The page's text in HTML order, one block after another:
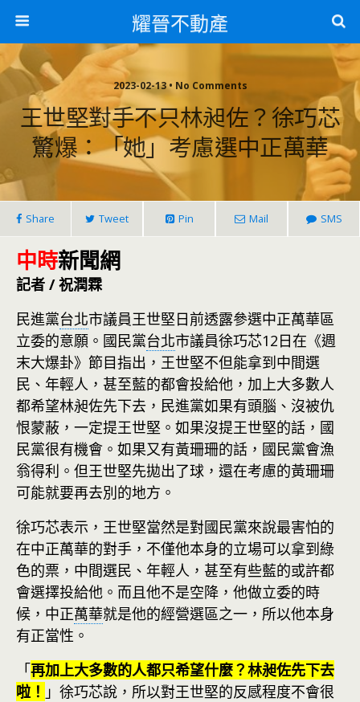
耀晉不動產
2023-02-13 • No Comments
王世堅對手不只林昶佐？徐巧芯
驚爆：「她」考慮選中正萬華
Share Tweet Pin Mail SMS
中時新聞網
記者 / 祝潤霖
民進黨台北市議員王世堅日前透露參選中正萬華區
立委的意願。國民黨台北市議員徐巧芯12日在《週
末大爆卦》節目指出，王世堅不但能拿到中間選
民、年輕人，甚至藍的都會投給他，加上大多數人
都希望林昶佐先下去，民進黨如果有頭腦、沒被仇
恨蒙蔽，一定提王世堅。如果沒提王世堅的話，國
民黨很有機會。如果又有黃珊珊的話，國民黨會漁
翁得利。但王世堅先拋出了球，還在考慮的黃珊珊
可能就要再去別的地方。
徐巧芯表示，王世堅當然是對國民黨來說最害怕的
在中正萬華的對手，不僅他本身的立場可以拿到綠
色的票，中間選民、年輕人，甚至有些藍的或許都
會選擇投給他。而且他不是空降，他做立委的時
候，中正萬華就是他的經營選區之一，所以他本身
有正當性。
「再加上大多數的人都只希望什麼？林昶佐先下去
啦！ 」徐巧芯說，所以對王世堅的反感程度不會很